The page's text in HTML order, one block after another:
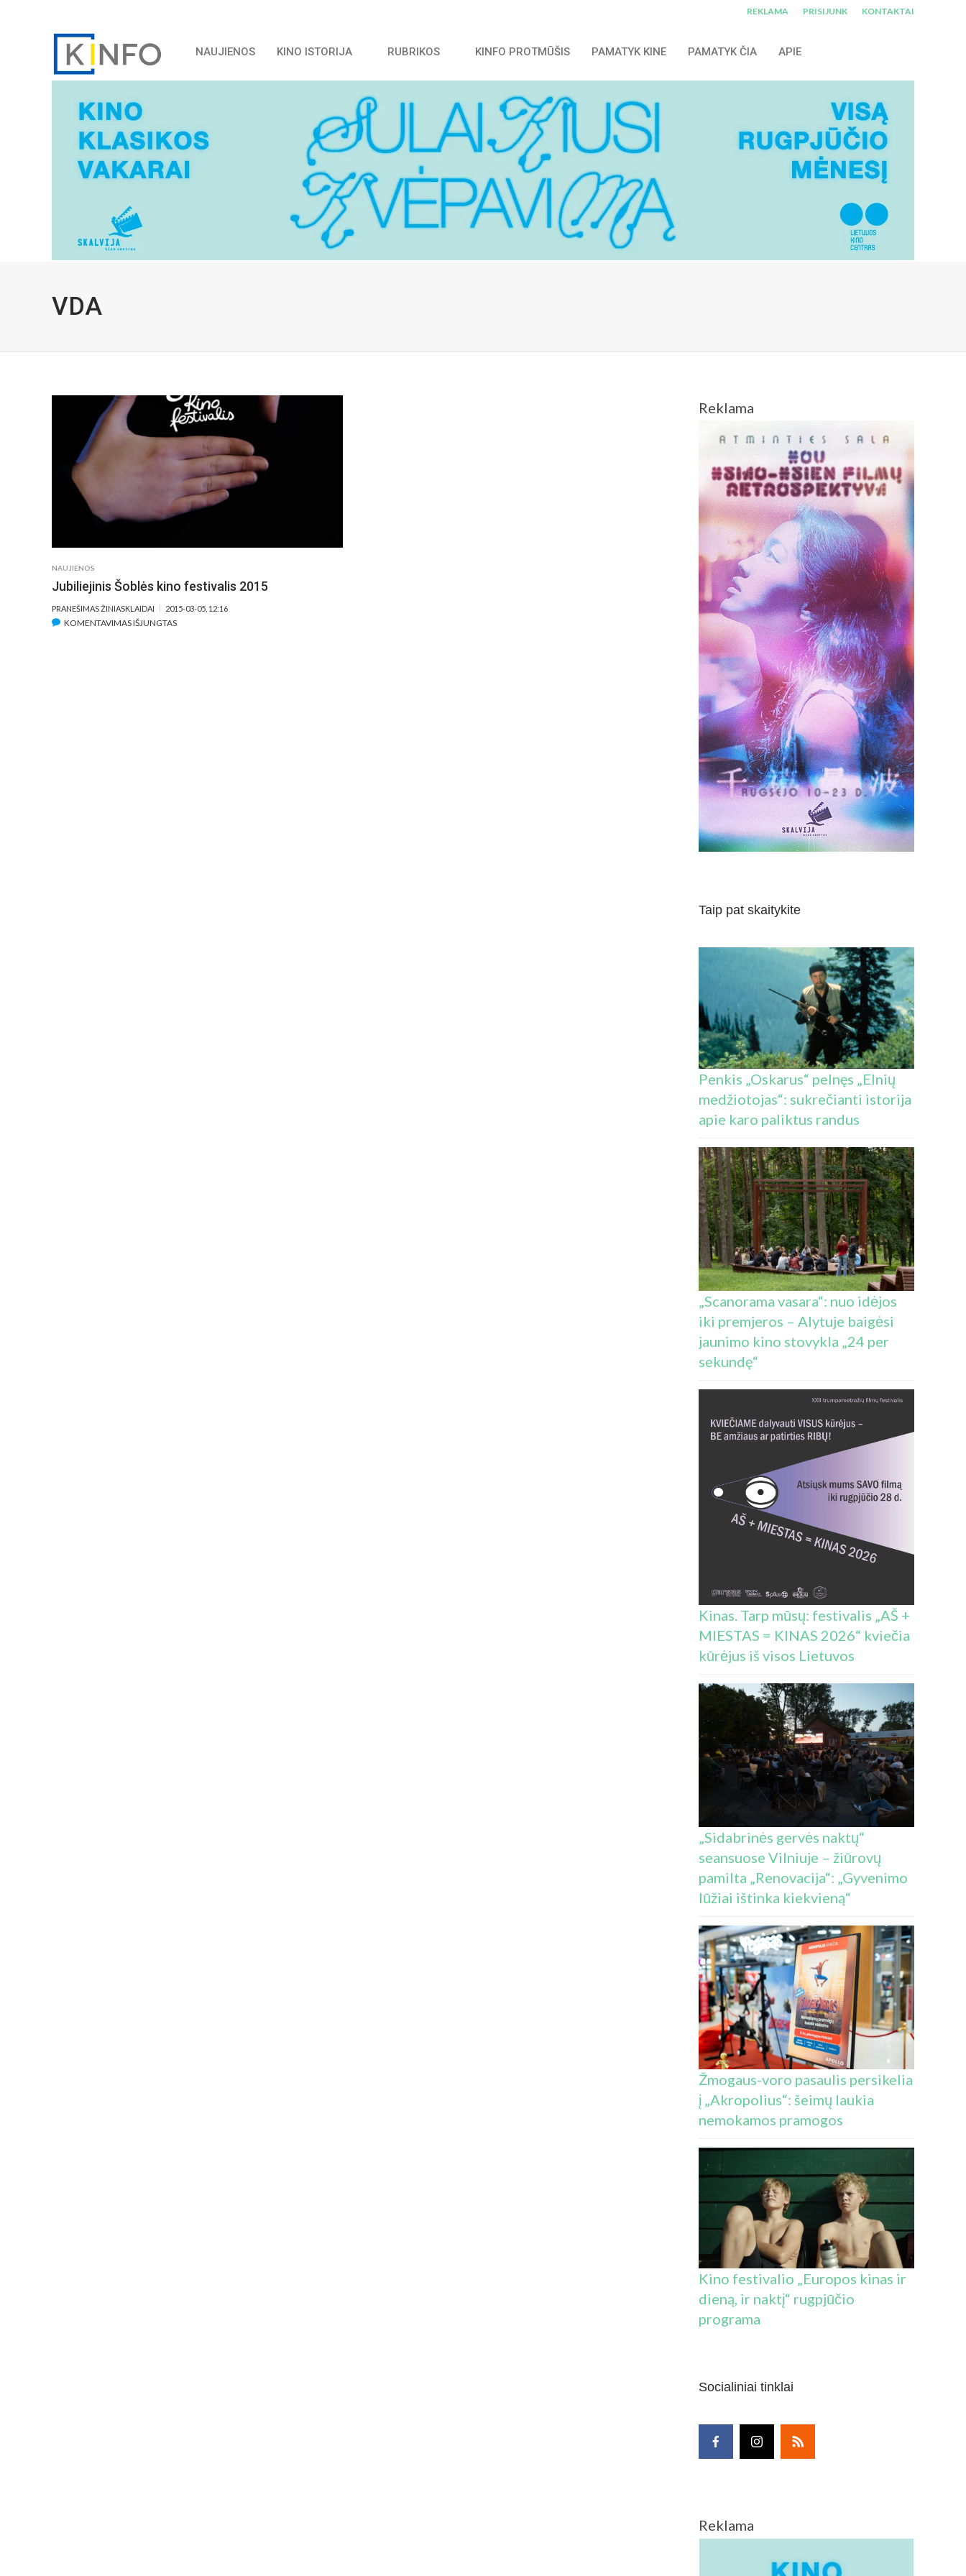
REKLAMA PRISIJUNK KONTAKTAI
NAUJIENOS KINO ISTORIJA RUBRIKOS KINFO PROTMŪŠIS PAMATYK KINE PAMATYK ČIA APIE
VDA
NAUJIENOS
Jubiliejinis Šoblės kino festivalis 2015
PRANEŠIMAS ŽINIASKLAIDAI 2015-03-05, 12:16
KOMENTAVIMAS IŠJUNGTASĮRAŠE
Reklama
Taip pat skaitykite
Penkis „Oskarus“ pelnęs „Elnių
medžiotojas“: sukrečianti istorija
apie karo paliktus randus
„Scanorama vasara“: nuo idėjos
iki premjeros – Alytuje baigėsi
jaunimo kino stovykla „24 per
sekundę“
Kinas. Tarp mūsų: festivalis „AŠ +
MIESTAS = KINAS 2026“ kviečia
kūrėjus iš visos Lietuvos
„Sidabrinės gervės naktų“
seansuose Vilniuje – žiūrovų
pamilta „Renovacija“: „Gyvenimo
lūžiai ištinka kiekvieną“
Žmogaus-voro pasaulis persikelia
į „Akropolius“: šeimų laukia
nemokamos pramogos
Kino festivalio „Europos kinas ir
dieną, ir naktį“ rugpjūčio
programa
Socialiniai tinklai
Reklama